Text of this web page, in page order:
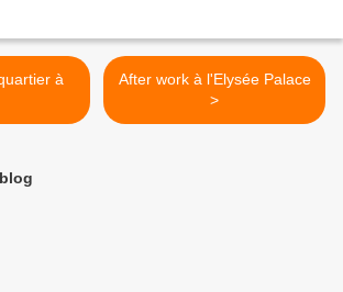
After work à l'Elysée Palace
>